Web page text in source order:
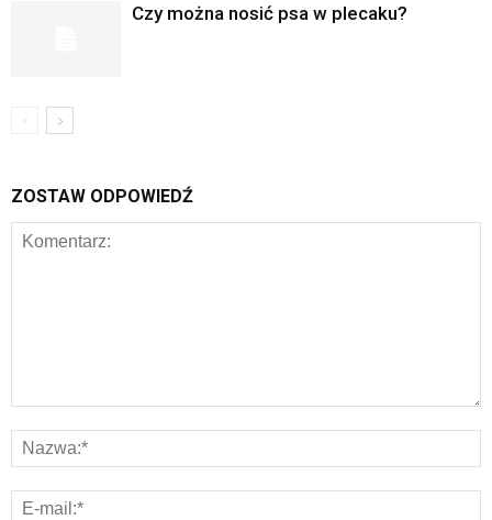
Czy można nosić psa w plecaku?
ZOSTAW ODPOWIEDŹ